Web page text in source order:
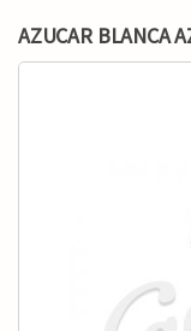
AZUCAR BLANCA